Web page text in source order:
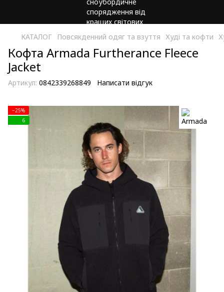
КАТАЛОГ Повсякденний одяг та взуття Худі та кофти
Кофта Armada Furtherance Fleece
Jacket
Артикул: 0842339268849 Написати відгук
−25%
6